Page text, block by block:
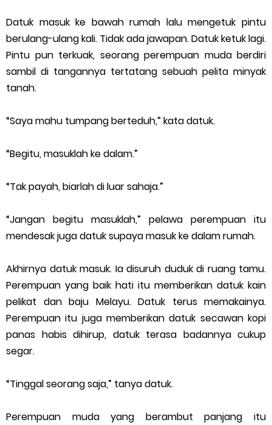
Datuk masuk ke bawah rumah lalu mengetuk pintu
berulang-ulang kali. Tidak ada jawapan. Datuk ketuk lagi.
Pintu pun terkuak, seorang perempuan muda berdiri
sambil di tangannya tertatang sebuah pelita minyak
tanah.
“Saya mahu tumpang berteduh,” kata datuk.
“Begitu, masuklah ke dalam.”
“Tak payah, biarlah di luar sahaja.”
“Jangan begitu masuklah,” pelawa perempuan itu
mendesak juga datuk supaya masuk ke dalam rumah.
Akhirnya datuk masuk. Ia disuruh duduk di ruang tamu.
Perempuan yang baik hati itu memberikan datuk kain
pelikat dan baju Melayu. Datuk terus memakainya.
Perempuan itu juga memberikan datuk secawan kopi
panas habis dihirup, datuk terasa badannya cukup
segar.
“Tinggal seorang saja,” tanya datuk.
Perempuan muda yang berambut panjang itu